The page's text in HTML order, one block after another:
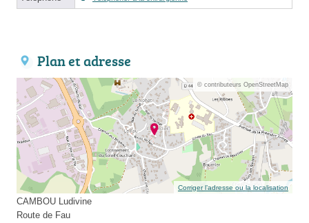
Plan et adresse
© contributeurs OpenStreetMap
Corriger l’adresse ou la localisation
CAMBOU Ludivine
Route de Fau